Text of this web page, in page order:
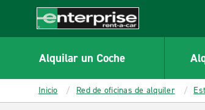
CONTENT
Enterprise
Alquilar un Coche
Inicio Red de oficinas de alquiler